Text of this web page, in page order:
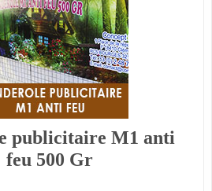
publicitaire M1 anti
feu 500 Gr